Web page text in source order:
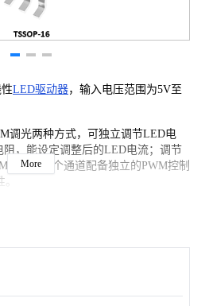
LED驱动器，输入电压范围为5V至
调光两种方式，可独立调节LED电
阻，能设定调整后的LED电流；调节
调光。每个通道配备独立的PWM控制
路保护以及热关断。当发生故障时，
More